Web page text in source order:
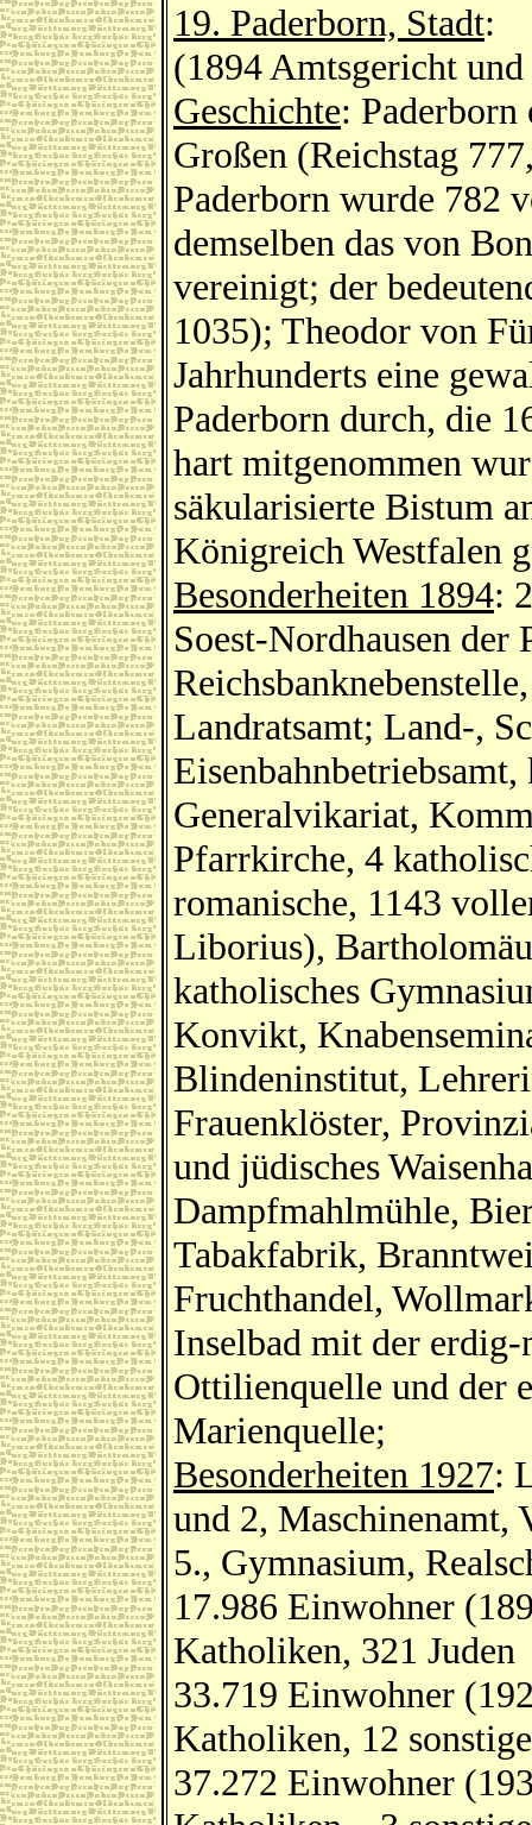
19. Paderborn, Stadt:
(1894 Amtsgericht
Geschichte: Paderborn
Großen (Reichstag
Paderborn wurde 782
demselben das von
vereinigt; der
1035); Theodor von
Jahrhunderts eine
Paderborn durch, die
hart mitgenommen
säkularisierte Bistum
Königreich Westfalen
Besonderheiten 1894:
Soest-Nordhausen der
Landratsamt; Land-,
Generalvikariat,
Pfarrkirche, 4
romanische, 1143
Liborius),
katholisches
Konvikt,
Blindeninstitut,
Frauenklöster,
und jüdisches
Dampfmahlmühle,
Tabakfabrik,
Fruchthandel,
Inselbad mit der
Ottilienquelle und der
Marienquelle;
Besonderheiten 1927:
und 2,
5., Gymnasium,
17.986 Einwohner
Katholiken, 321 Juden
33.719 Einwohner
Katholiken, 12
37.272 Einwohner